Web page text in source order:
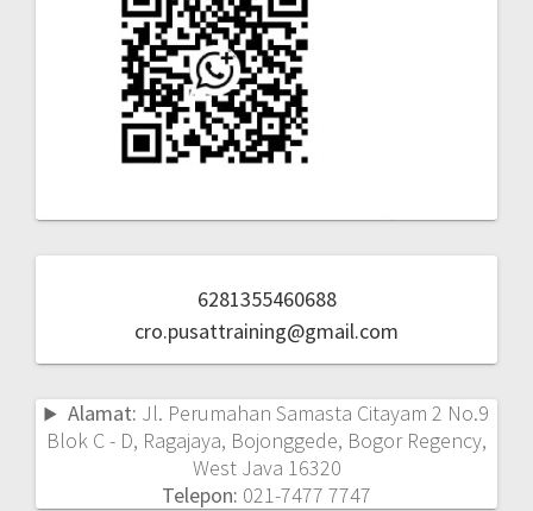
6281355460688
cro.pusattraining@gmail.com
Alamat: Jl. Perumahan Samasta Citayam 2 No.9
Blok C - D, Ragajaya, Bojonggede, Bogor Regency,
West Java 16320
Telepon: 021-7477 7747